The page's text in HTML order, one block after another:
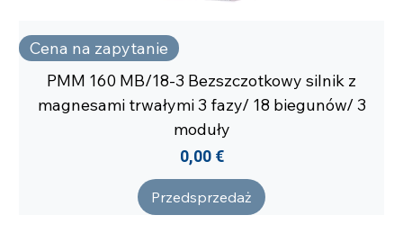
Cena na zapytanie
PMM 160 MB/18-3 Bezszczotkowy silnik z
magnesami trwałymi 3 fazy/ 18 biegunów/ 3
moduły
Cena
0,00 €
Przedsprzedaż